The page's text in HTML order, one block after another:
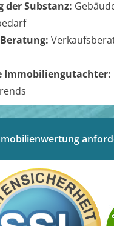
der Substanz:
Immobiliengutachter: